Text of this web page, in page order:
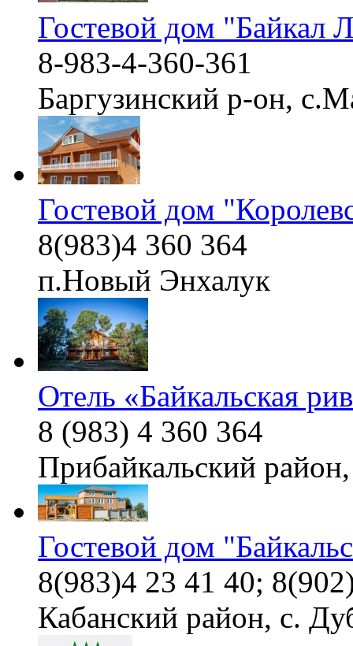
Гостевой дом "Байкал
8-983-4-360-361
Баргузинский р-он,
Гостевой дом
8(983)4 360 364
п.Новый Энхалук
Отель «Байкальская
8 (983) 4 360 364
Прибайкальский
Гостевой дом
8(983)4 23 41 40;
Кабанский район, с.